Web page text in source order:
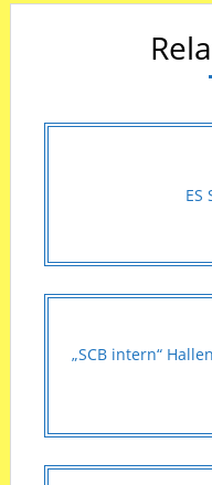
ES
„SCB intern“